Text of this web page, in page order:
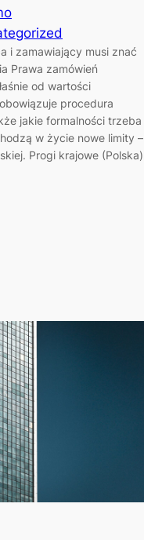
i zamawiający musi znać
Prawa zamówień
od wartości
procedura
jakie formalności trzeba
w życie nowe limity –
Progi krajowe (Polska)